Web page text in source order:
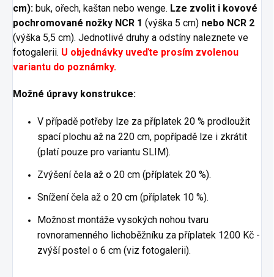
cm): buk, ořech, kaštan nebo wenge. Lze zvolit i kovové
pochromované nožky NCR 1 (výška 5 cm) nebo NCR 2
(výška 5,5 cm). Jednotlivé druhy a odstíny naleznete ve
fotogalerii. U objednávky uveďte prosím zvolenou
variantu do poznámky.
Možné úpravy konstrukce:
V případě potřeby lze za příplatek 20 % prodloužit
spací plochu až na 220 cm, popřípadě lze i zkrátit
(platí pouze pro variantu SLIM).
Zvýšení čela až o 20 cm (příplatek 20 %).
Snížení čela až o 20 cm (příplatek 10 %).
Možnost montáže vysokých nohou tvaru
rovnoramenného lichoběžníku za příplatek 1200 Kč -
zvýší postel o 6 cm (viz fotogalerii).